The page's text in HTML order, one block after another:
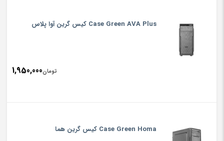
Case Green AVA Plus کیس گرین آوا پلاس
تومان1,950,000
Case Green Homa کیس گرین هما